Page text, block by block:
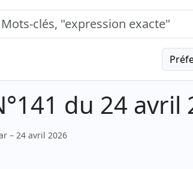
clés, "expression exacte"
du 24 avril
– 24 avril 2026